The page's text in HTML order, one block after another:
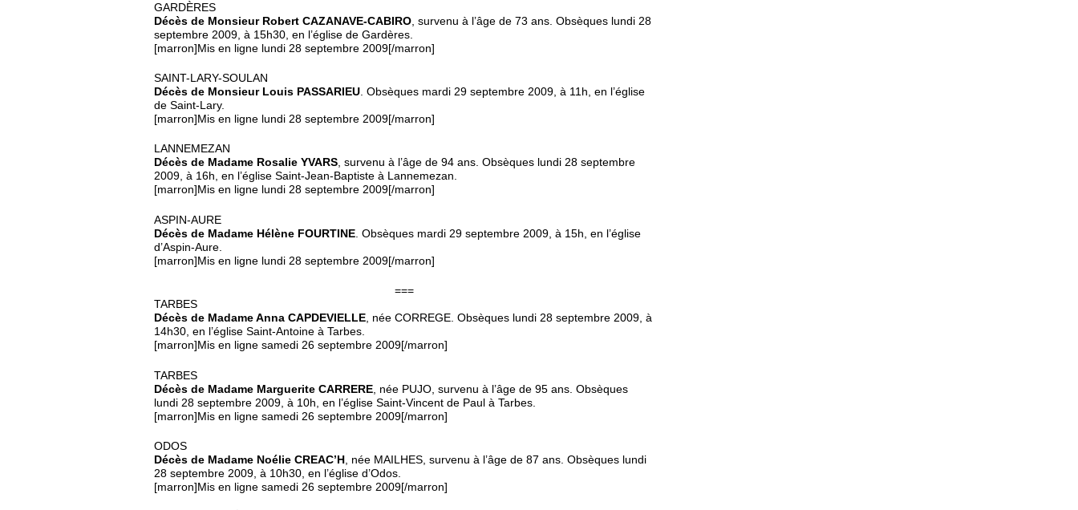
GARDÈRES
Décès de Monsieur Robert CAZANAVE-CABIRO , survenu à l’âge de 73 ans. Obsèques lundi 28
septembre 2009, à 15h30, en l’église de Gardères.
[marron]Mis en ligne lundi 28 septembre 2009[/marron]
SAINT-LARY-SOULAN
Décès de Monsieur Louis PASSARIEU . Obsèques mardi 29 septembre 2009, à 11h, en l’église
de Saint-Lary.
[marron]Mis en ligne lundi 28 septembre 2009[/marron]
LANNEMEZAN
Décès de Madame Rosalie YVARS, survenu à l’âge de 94 ans. Obsèques lundi 28 septembre
2009, à 16h, en l’église Saint-Jean-Baptiste à Lannemezan.
[marron]Mis en ligne lundi 28 septembre 2009[/marron]
ASPIN-AURE
Décès de Madame Hélène FOURTINE . Obsèques mardi 29 septembre 2009, à 15h, en l’église
d’Aspin-Aure.
[marron]Mis en ligne lundi 28 septembre 2009[/marron]
===
TARBES
Décès de Madame Anna CAPDEVIELLE, née CORREGE. Obsèques lundi 28 septembre 2009, à
14h30, en l’église Saint-Antoine à Tarbes.
[marron]Mis en ligne samedi 26 septembre 2009[/marron]
TARBES
Décès de Madame Marguerite CARRERE , née PUJO, survenu à l’âge de 95 ans. Obsèques
lundi 28 septembre 2009, à 10h, en l’église Saint-Vincent de Paul à Tarbes.
[marron]Mis en ligne samedi 26 septembre 2009[/marron]
ODOS
Décès de Madame Noélie CREAC’H
, née MAILHES, survenu à l’âge de 87 ans. Obsèques lundi
28 septembre 2009, à 10h30, en l’église d’Odos.
[marron]Mis en ligne samedi 26 septembre 2009[/marron]